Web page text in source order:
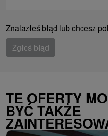
Znalazłeś błąd lub chcesz
Zgłoś błąd
TE OFERTY
BYĆ TAKŻE